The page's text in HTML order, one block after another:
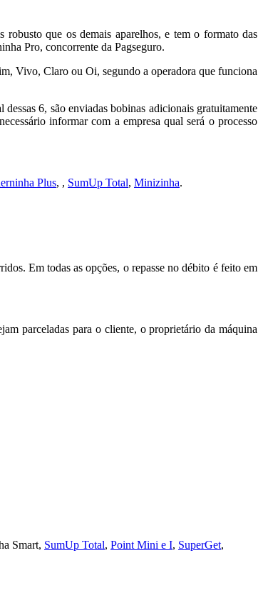
que os demais aparelhos, e tem o formato das
Pro, concorrente da Pagseguro.
Vivo, Claro ou Oi, segundo a operadora que funciona
6, são enviadas bobinas adicionais gratuitamente
informar com a empresa qual será o processo
Plus, , SumUp Total, Minizinha.
Em todas as opções, o repasse no débito é feito em
parceladas para o cliente, o proprietário da máquina
Smart, SumUp Total, Point Mini e I, SuperGet,